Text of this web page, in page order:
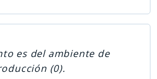
es del ambiente de
(0).